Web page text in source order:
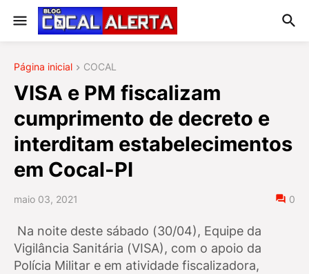
Página inicial COCAL
VISA e PM fiscalizam
cumprimento de decreto e
interditam estabelecimentos
em Cocal-PI
maio 03, 2021 0
Na noite deste sábado (30/04), Equipe da
Vigilância Sanitária (VISA), com o apoio da
Polícia Militar e em atividade fiscalizadora,